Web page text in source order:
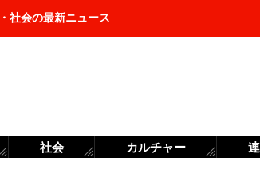
社会の最新ニュース
社会 カルチャー